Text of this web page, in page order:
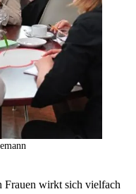
Frauen wirkt sich vielfach